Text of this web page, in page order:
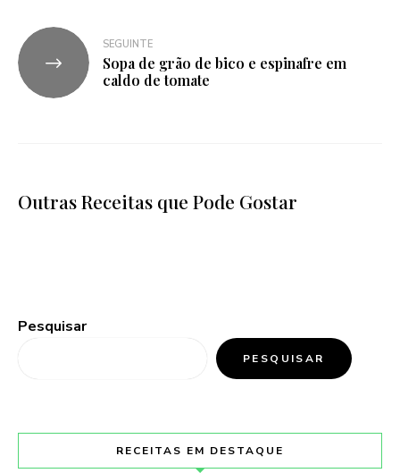
SEGUINTE
Sopa de grão de bico e espinafre em
caldo de tomate
Outras Receitas que Pode Gostar
Pesquisar
PESQUISAR
RECEITAS EM DESTAQUE